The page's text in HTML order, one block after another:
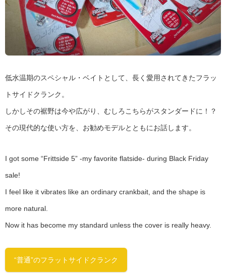
低水温期のスペシャル・ベイトとして、長く愛用されてきたフラッ
トサイドクランク。
しかしその裾野は今や広がり、むしろこちらがスタンダードに！？
その現代的な使い方を、お勧めモデルとともにお話します。
I got some “Frittside 5” -my favorite flatside- during Black Friday
sale!
I feel like it vibrates like an ordinary crankbait, and the shape is
more natural.
Now it has become my standard unless the cover is really heavy.
“普通”のフラットサイドクランク